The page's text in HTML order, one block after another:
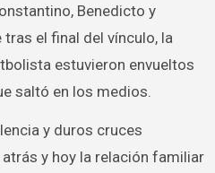
Benedicto y
el final del vínculo, la
estuvieron envueltos
saltó en los medios.
y duros cruces
y hoy la relación familiar